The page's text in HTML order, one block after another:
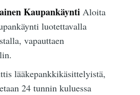
KaupankäyntiAloita
luotettavalla
vapauttaen
lääkepankkikäsittelyistä,
24 tunnin kuluessa